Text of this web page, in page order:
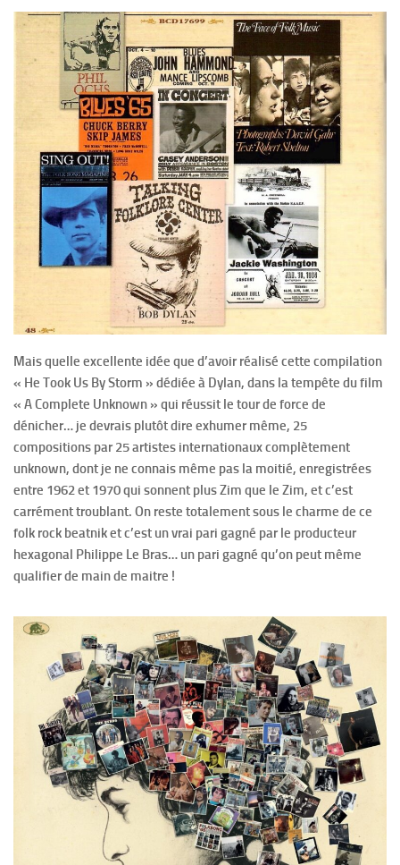
Mais quelle excellente idée que d’avoir réalisé cette compilation
« He Took Us By Storm » dédiée à Dylan, dans la tempête du film
« A Complete Unknown » qui réussit le tour de force de
dénicher… je devrais plutôt dire exhumer même, 25
compositions par 25 artistes internationaux complètement
unknown, dont je ne connais même pas la moitié, enregistrées
entre 1962 et 1970 qui sonnent plus Zim que le Zim, et c’est
carrément troublant. On reste totalement sous le charme de ce
folk rock beatnik et c’est un vrai pari gagné par le producteur
hexagonal Philippe Le Bras… un pari gagné qu’on peut même
qualifier de main de maitre !